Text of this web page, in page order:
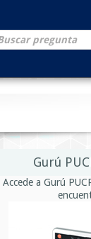
Gurú
Accede a Gurú